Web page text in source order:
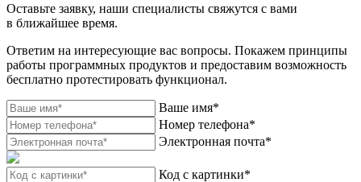
Оставьте заявку, наши специалисты свяжутся с вами
в ближайшее время.
Ответим на интересующие вас вопросы. Покажем принципы
работы программных продуктов и предоставим возможность
бесплатно протестировать функционал.
Ваше имя*
Номер телефона*
Электронная почта*
Код с картинки*